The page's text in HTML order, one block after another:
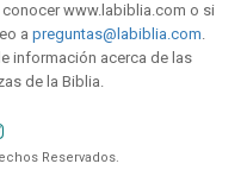
www.labiblia.com o si
a preguntas@labiblia.com.
información acerca de las
de la Biblia.
Reservados.